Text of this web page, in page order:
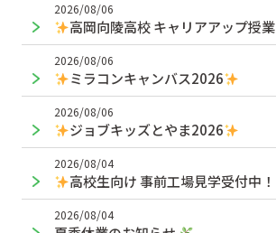
高岡向陵高校 キャリアアップ授業
2026/08/06
ミラコンキャンバス2026
2026/08/06
ジョブキッズとやま2026
2026/08/06
高校生向け 事前工場見学受付中！
2026/08/04
2026/08/04